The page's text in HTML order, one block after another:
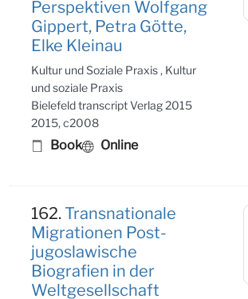
Perspektiven Wolfgang
Gippert, Petra Götte,
Elke Kleinau
Kultur und Soziale Praxis , Kultur
und soziale Praxis
Bielefeld transcript Verlag 2015
2015, c2008
Book Online
162.Transnationale
Migrationen Post-
jugoslawische
Biografien in der
Weltgesellschaft